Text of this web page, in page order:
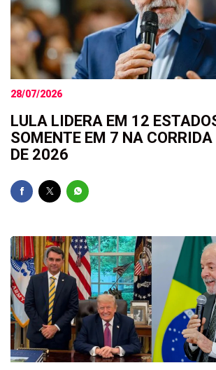
28/07/2026
LULA LIDERA EM 12
SOMENTE EM 7 NA
DE 2026